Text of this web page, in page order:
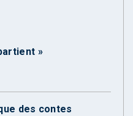
»
des contes